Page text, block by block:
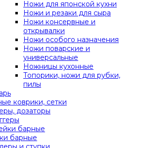
Ножи для японской кухни
Ножи и резаки для сыра
Ножи консервные и
открывалки
Ножи особого назначения
Ножи поварские и
универсальные
Ножницы кухонные
Топорики, ножи для рубки,
пилы
коврики, сетки
дозаторы
барные
барные